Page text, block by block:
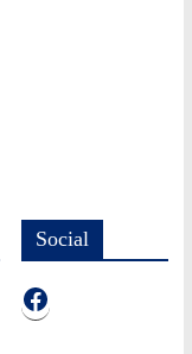
Social
TB auf Facebook